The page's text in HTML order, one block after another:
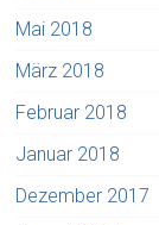
Mai 2018
März 2018
Februar 2018
Januar 2018
Dezember 2017